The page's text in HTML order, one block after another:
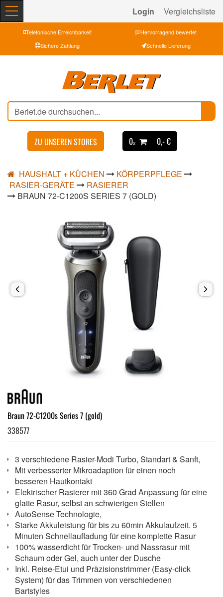
Login Vergleichsliste
Telefonische Erreichbarkeit
Hervorragend bewertet
Sichere Zahlung
Schnelle Lieferung
ZU UNSEREN STORES 0ₓ 0,- €
HAUSHALT + KÜCHEN
KÖRPERPFLEGE
RASIER-GERÄTE
RASIERER
BRAUN 72-C1200S SERIES 7 (GOLD)
Braun 72-C1200s Series 7 (gold)
338577
3 verschiedene Rasier-Modi Turbo, Standart & Sanft,
Mit verbesserter Mikroadaption für einen noch
besseren Hautkontakt
Elektrischer Rasierer mit 360 Grad Anpassung für eine
glatte Rasur, selbst an schwierigen Stellen
AutoSense Technologie,
Starke Akkuleistung für bis zu 60min Akkulaufzeit. 5
Minuten Schnellaufladung für eine komplette Rasur
100% wasserdicht für Trocken- und Nassrasur mit
Schaum oder Gel, auch unter der Dusche
Inkl. Reise-Etui und Präzisionstrimmer (Easy-click
System) für das Trimmen von verschiedenen
Bartstyles